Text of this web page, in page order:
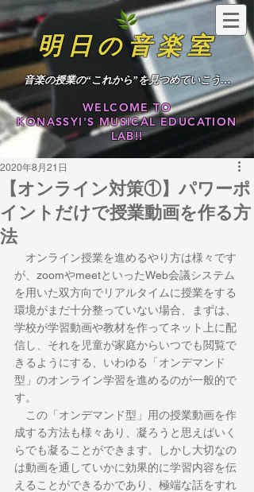
明日の音楽室
​音楽の授業の“これから”を見つめていこう…
WELCOME TO
KONASSYI'S MUSICAL EDUCATION
LAB!!
【オンライン対策①】パワーポ
イントだけで授業動画を作る方
法
2020年8月21日
オンライン授業を進めるやり方は様々です
が、zoomやmeetといったWeb会議システム
を用いた双方向でリアルタイムに授業をする
環境がまだ十分整っていない場合、まずは、
学校が学習動画や教材を作ってネット上に配
信し、それを児童が家庭からいつでも閲覧で
きるようにする、いわゆる「オンデマンド
型」のオンライン学習を進めるのが一般的で
す。
この「オンデマンド型」用の授業動画を作
成する方法も様々あり、凝ろうと思えばいく
らでも凝ることができます。しかし大切なの
は動画を通していかに効果的に学習内容を伝
えることができるかであり、極端な話をすれ